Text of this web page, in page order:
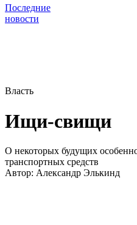
Последние
новости
Власть
Ищи-свищи
О некоторых будущих
транспортных средств
Автор: Александр Элькинд